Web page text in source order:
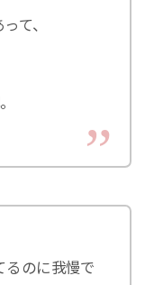
て、
るのに我慢で